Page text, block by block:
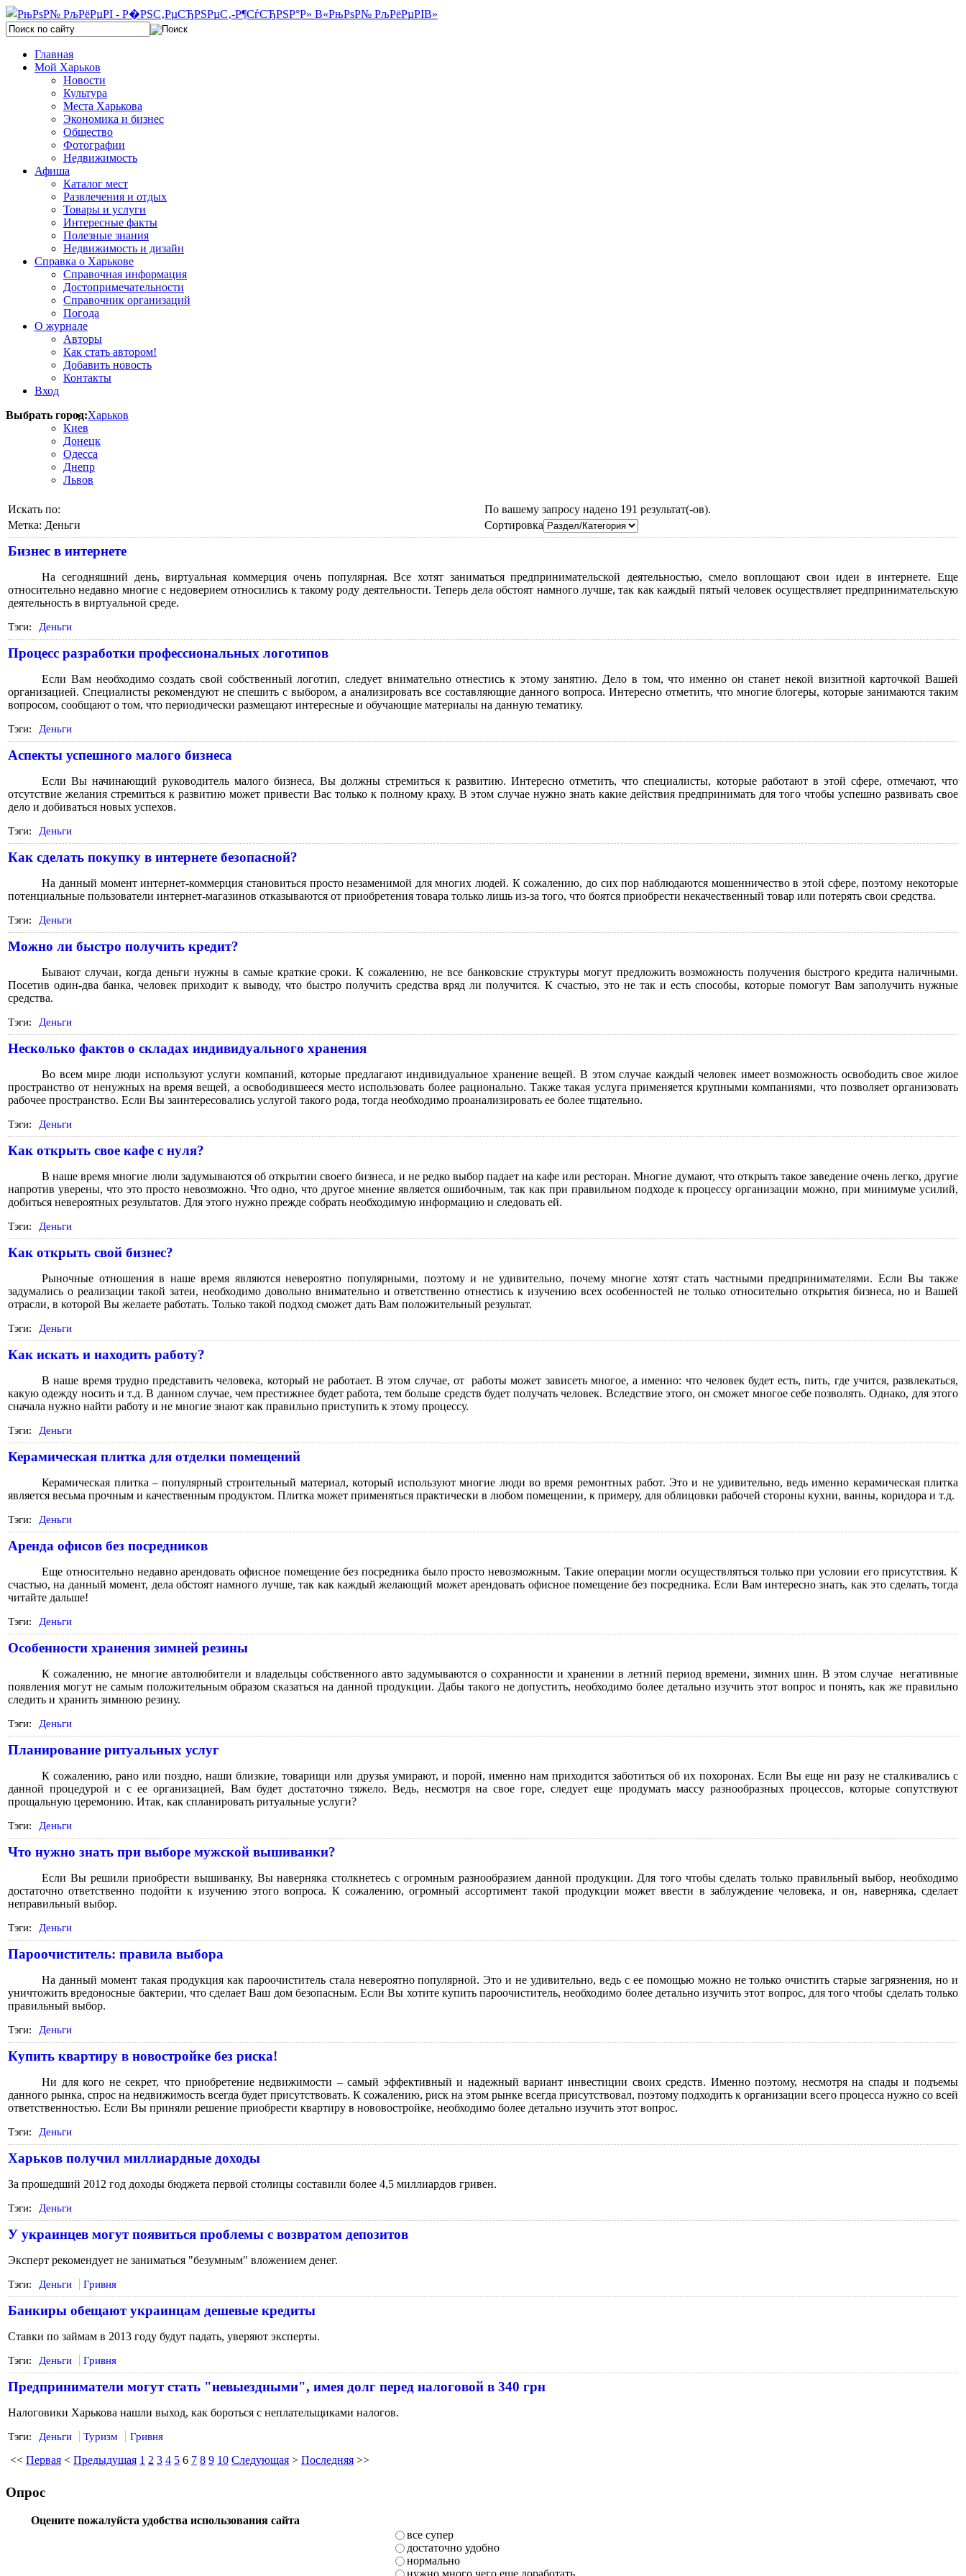
Главная
Мой Харьков
Новости
Культура
Места Харькова
Экономика и бизнес
Общество
Фотографии
Недвижимость
Афиша
Каталог мест
Развлечения и отдых
Товары и услуги
Интересные факты
Полезные знания
Недвижимость и дизайн
Справка о Харькове
Справочная информация
Достопримечательности
Справочник организаций
Погода
О журнале
Авторы
Как стать автором!
Добавить новость
Контакты
Вход
Выбрать город:Харьков
Киев
Донецк
Одесса
Днепр
Львов
Искать по:
По вашему запросу надено 191 результат(-ов).
Метка: Деньги Сортировка
Бизнес в интернете
На сегодняшний день, виртуальная коммерция очень популярная. Все хотят заниматься предпринимательской деятельностью, смело воплощают свои идеи в интернете. Еще
относительно недавно многие с недоверием относились к такому роду деятельности. Теперь дела обстоят намного лучше, так как каждый пятый человек осуществляет предпринимательскую
деятельность в виртуальной среде.
Тэги: Деньги
Процесс разработки профессиональных логотипов
Если Вам необходимо создать свой собственный логотип, следует внимательно отнестись к этому занятию. Дело в том, что именно он станет некой визитной карточкой Вашей
организацией. Специалисты рекомендуют не спешить с выбором, а анализировать все составляющие данного вопроса. Интересно отметить, что многие блогеры, которые занимаются таким
вопросом, сообщают о том, что периодически размещают интересные и обучающие материалы на данную тематику.
Тэги: Деньги
Аспекты успешного малого бизнеса
Если Вы начинающий руководитель малого бизнеса, Вы должны стремиться к развитию. Интересно отметить, что специалисты, которые работают в этой сфере, отмечают, что
отсутствие желания стремиться к развитию может привести Вас только к полному краху. В этом случае нужно знать какие действия предпринимать для того чтобы успешно развивать свое
дело и добиваться новых успехов.
Тэги: Деньги
Как сделать покупку в интернете безопасной?
На данный момент интернет-коммерция становиться просто незаменимой для многих людей. К сожалению, до сих пор наблюдаются мошенничество в этой сфере, поэтому некоторые
потенциальные пользователи интернет-магазинов отказываются от приобретения товара только лишь из-за того, что боятся приобрести некачественный товар или потерять свои средства.
Тэги: Деньги
Можно ли быстро получить кредит?
Бывают случаи, когда деньги нужны в самые краткие сроки. К сожалению, не все банковские структуры могут предложить возможность получения быстрого кредита наличными.
Посетив один-два банка, человек приходит к выводу, что быстро получить средства вряд ли получится. К счастью, это не так и есть способы, которые помогут Вам заполучить нужные
средства.
Тэги: Деньги
Несколько фактов о складах индивидуального хранения
Во всем мире люди используют услуги компаний, которые предлагают индивидуальное хранение вещей. В этом случае каждый человек имеет возможность освободить свое жилое
пространство от ненужных на время вещей, а освободившееся место использовать более рационально. Также такая услуга применяется крупными компаниями, что позволяет организовать
рабочее пространство. Если Вы заинтересовались услугой такого рода, тогда необходимо проанализировать ее более тщательно.
Тэги: Деньги
Как открыть свое кафе с нуля?
В наше время многие люли задумываются об открытии своего бизнеса, и не редко выбор падает на кафе или ресторан. Многие думают, что открыть такое заведение очень легко, другие
напротив уверены, что это просто невозможно. Что одно, что другое мнение является ошибочным, так как при правильном подходе к процессу организации можно, при минимуме усилий,
добиться невероятных результатов. Для этого нужно прежде собрать необходимую информацию и следовать ей.
Тэги: Деньги
Как открыть свой бизнес?
Рыночные отношения в наше время являются невероятно популярными, поэтому и не удивительно, почему многие хотят стать частными предпринимателями. Если Вы также
задумались о реализации такой затеи, необходимо довольно внимательно и ответственно отнестись к изучению всех особенностей не только относительно открытия бизнеса, но и Вашей
отрасли, в которой Вы желаете работать. Только такой подход сможет дать Вам положительный результат.
Тэги: Деньги
Как искать и находить работу?
В наше время трудно представить человека, который не работает. В этом случае, от работы может зависеть многое, а именно: что человек будет есть, пить, где учится, развлекаться,
какую одежду носить и т.д. В данном случае, чем престижнее будет работа, тем больше средств будет получать человек. Вследствие этого, он сможет многое себе позволять. Однако, для этого
сначала нужно найти работу и не многие знают как правильно приступить к этому процессу.
Тэги: Деньги
Керамическая плитка для отделки помещений
Керамическая плитка – популярный строительный материал, который используют многие люди во время ремонтных работ. Это и не удивительно, ведь именно керамическая плитка
является весьма прочным и качественным продуктом. Плитка может применяться практически в любом помещении, к примеру, для облицовки рабочей стороны кухни, ванны, коридора и т.д.
Тэги: Деньги
Аренда офисов без посредников
Еще относительно недавно арендовать офисное помещение без посредника было просто невозможным. Такие операции могли осуществляться только при условии его присутствия. К
счастью, на данный момент, дела обстоят намного лучше, так как каждый желающий может арендовать офисное помещение без посредника. Если Вам интересно знать, как это сделать, тогда
читайте дальше!
Тэги: Деньги
Особенности хранения зимней резины
К сожалению, не многие автолюбители и владельцы собственного авто задумываются о сохранности и хранении в летний период времени, зимних шин. В этом случае негативные
появления могут не самым положительным образом сказаться на данной продукции. Дабы такого не допустить, необходимо более детально изучить этот вопрос и понять, как же правильно
следить и хранить зимнюю резину.
Тэги: Деньги
Планирование ритуальных услуг
К сожалению, рано или поздно, наши близкие, товарищи или друзья умирают, и порой, именно нам приходится заботиться об их похоронах. Если Вы еще ни разу не сталкивались с
данной процедурой и с ее организацией, Вам будет достаточно тяжело. Ведь, несмотря на свое горе, следует еще продумать массу разнообразных процессов, которые сопутствуют
прощальную церемонию. Итак, как спланировать ритуальные услуги?
Тэги: Деньги
Что нужно знать при выборе мужской вышиванки?
Если Вы решили приобрести вышиванку, Вы наверняка столкнетесь с огромным разнообразием данной продукции. Для того чтобы сделать только правильный выбор, необходимо
достаточно ответственно подойти к изучению этого вопроса. К сожалению, огромный ассортимент такой продукции может ввести в заблуждение человека, и он, наверняка, сделает
неправильный выбор.
Тэги: Деньги
Пароочиститель: правила выбора
На данный момент такая продукция как пароочиститель стала невероятно популярной. Это и не удивительно, ведь с ее помощью можно не только очистить старые загрязнения, но и
уничтожить вредоносные бактерии, что сделает Ваш дом безопасным. Если Вы хотите купить пароочиститель, необходимо более детально изучить этот вопрос, для того чтобы сделать только
правильный выбор.
Тэги: Деньги
Купить квартиру в новостройке без риска!
Ни для кого не секрет, что приобретение недвижимости – самый эффективный и надежный вариант инвестиции своих средств. Именно поэтому, несмотря на спады и подъемы
данного рынка, спрос на недвижимость всегда будет присутствовать. К сожалению, риск на этом рынке всегда присутствовал, поэтому подходить к организации всего процесса нужно со всей
ответственностью. Если Вы приняли решение приобрести квартиру в нововостройке, необходимо более детально изучить этот вопрос.
Тэги: Деньги
Харьков получил миллиардные доходы
За прошедший 2012 год доходы бюджета первой столицы составили более 4,5 миллиардов гривен.
Тэги: Деньги
У украинцев могут появиться проблемы с возвратом депозитов
Эксперт рекомендует не заниматься "безумным" вложением денег.
Тэги: Деньги Гривня
Банкиры обещают украинцам дешевые кредиты
Ставки по займам в 2013 году будут падать, уверяют эксперты.
Тэги: Деньги Гривня
Предприниматели могут стать "невыездными", имея долг перед налоговой в 340 грн
Налоговики Харькова нашли выход, как бороться с неплательщиками налогов.
Тэги: Деньги Туризм Гривня
<< Первая < Предыдущая 1 2 3 4 5 6 7 8 9 10 Следующая > Последняя >>
Опрос
Оцените пожалуйста удобства использования сайта
все супер
достаточно удобно
нормально